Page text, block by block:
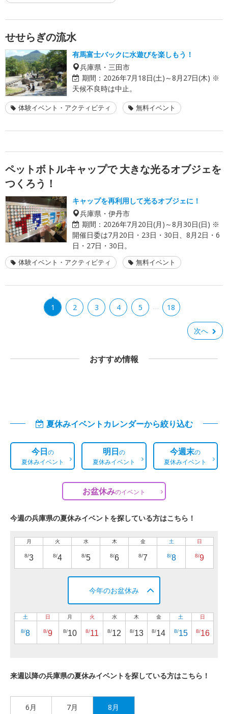
せせらぎの流水
有馬富士バックに水遊びを楽しもう！
兵庫県・三田市
期間： 2026年7月18日(土)～8月27日(木) ※
天候不良時は中止。
体験イベント・アクティビティ 無料イベント
ペットボトルキャップで 大きな光るオブジェを
つくろう！
キャップを再利用して光るオブジェに！
兵庫県・伊丹市
期間： 2026年7月20日(月)～8月30日(日) ※
開催日委は7月20日・23日・30日、8月2日・6
日・27日・30日。
体験イベント・アクティビティ 無料イベント
1 2 3 4 5 … 18
次へ
おすすめ情報
夏休みイベントカレンダーから絞り込む
今日の
夏休みイベント
明日の
夏休みイベント
今週末の
夏休みイベント
お盆休みのイベント
今週の兵庫県の夏休みイベントを探している方はこちら！
月
8/3
火
8/4
水
8/5
木
8/6
金
8/7
土
8/8
日
8/9
今年のお盆休み
土
8/8
日
8/9
月
8/10
火
8/11
水
8/12
木
8/13
金
8/14
土
8/15
日
8/16
来週以降の兵庫県の夏休みイベントを探している方はこちら！
6月 7月 8月